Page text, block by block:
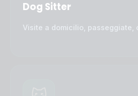
Dog Sitter
Visite a domicilio, passeggiate,